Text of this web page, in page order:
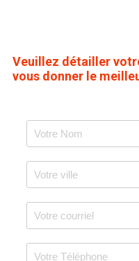
Veuillez détailler
vous donner le